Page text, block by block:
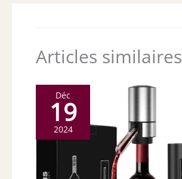
Articles similaires
Déc
19
2024